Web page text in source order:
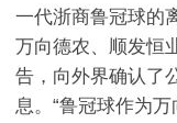
一代浙商鲁冠球的
万向德农、顺发恒
告，向外界确认了
息。“鲁冠球作为